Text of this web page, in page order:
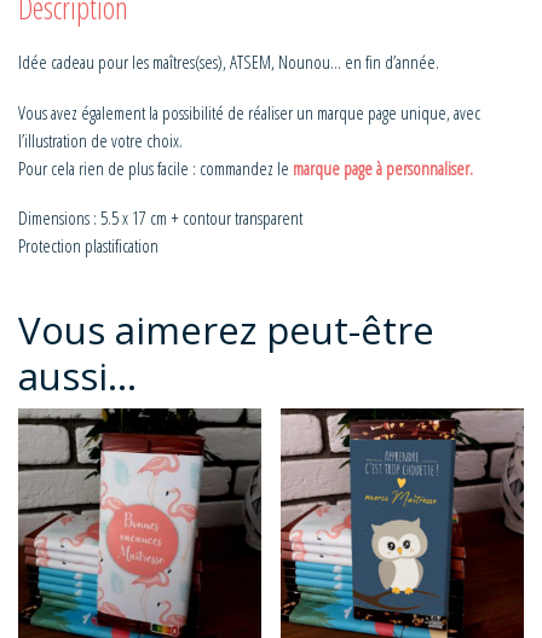
Idée cadeau pour les maîtres(ses), ATSEM, Nounou… en fin d’année.
Vous avez également la possibilité de réaliser un marque page unique, avec
l’illustration de votre choix.
Pour cela rien de plus facile : commandez le marque page à personnaliser.
Dimensions : 5.5 x 17 cm + contour transparent
Protection plastification
Vous aimerez peut-être
aussi…